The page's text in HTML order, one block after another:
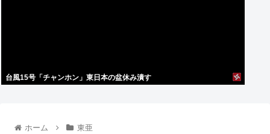
台風15号「チャンホン」東日本の盆休み潰す
ホーム 東亜